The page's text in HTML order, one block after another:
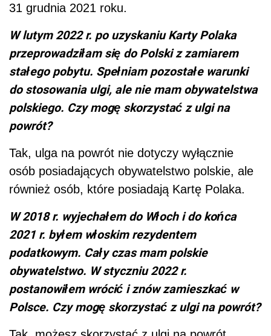
31 grudnia 2021 roku.
W lutym 2022 r. po uzyskaniu Karty Polaka
przeprowadziłam się do Polski z zamiarem
stałego pobytu. Spełniam pozostałe warunki
do stosowania ulgi, ale nie mam obywatelstwa
polskiego. Czy mogę skorzystać z ulgi na
powrót?
Tak, ulga na powrót nie dotyczy wyłącznie
osób posiadających obywatelstwo polskie, ale
również osób, które posiadają Kartę Polaka.
W 2018 r. wyjechałem do Włoch i do końca
2021 r. byłem włoskim rezydentem
podatkowym. Cały czas mam polskie
obywatelstwo. W styczniu 2022 r.
postanowiłem wrócić i znów zamieszkać w
Polsce. Czy mogę skorzystać z ulgi na powrót?